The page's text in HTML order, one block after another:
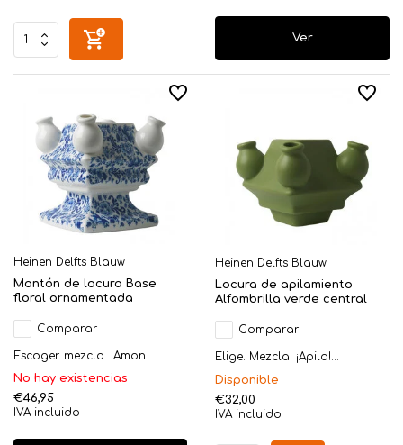
Ver
Heinen Delfts Blauw
Montón de locura Base
floral ornamentada
Comparar
Escoger. mezcla. ¡Amon...
No hay existencias
€46,95
IVA incluido
Heinen Delfts Blauw
Locura de apilamiento
Alfombrilla verde central
Comparar
Elige. Mezcla. ¡Apila!...
Disponible
€32,00
IVA incluido